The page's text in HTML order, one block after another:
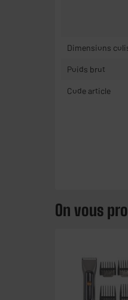
Dimensions
Poids brut
Code article
On vous